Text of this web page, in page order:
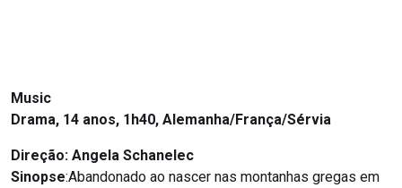
Music
Drama, 14 anos, 1h40, Alemanha/França/Sérvia
Direção: Angela Schanelec
Sinopse:Abandonado ao nascer nas montanhas gregas em